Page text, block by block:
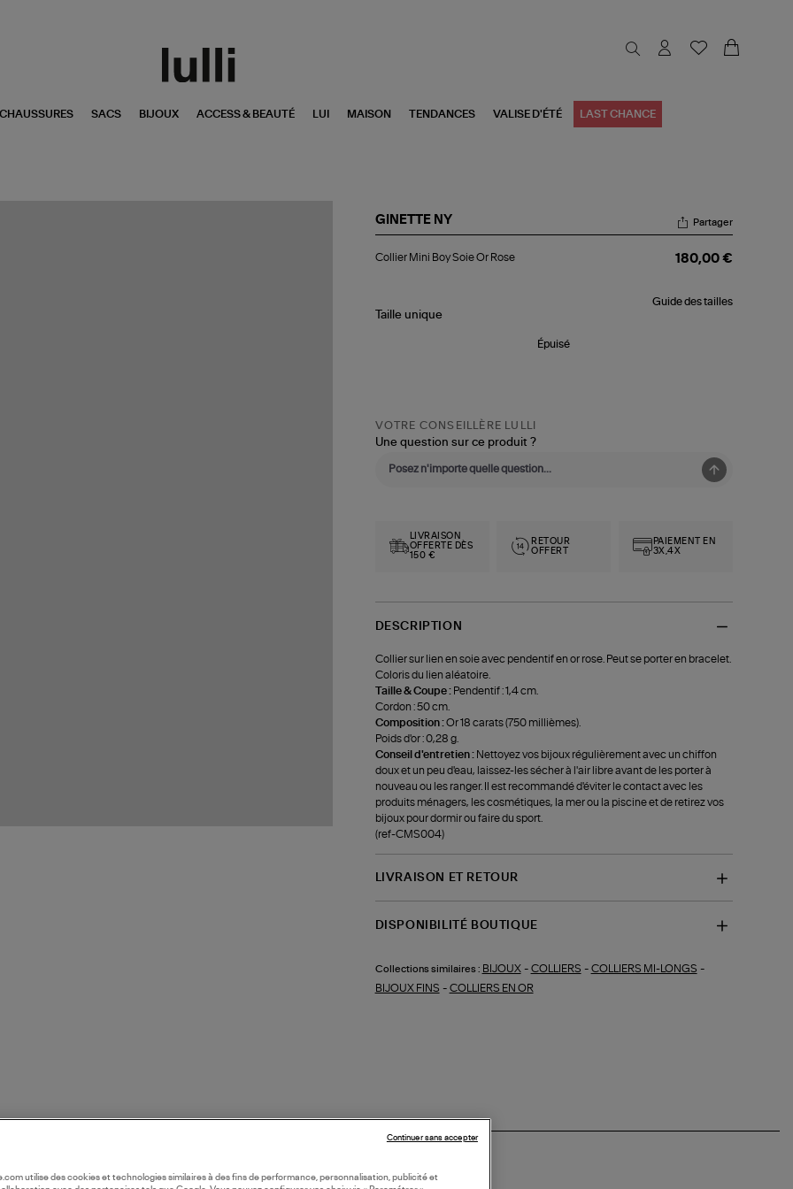
CHAUSSURES SACS BIJOUX ACCESS & BEAUTÉ LUI MAISON TENDANCES VALISE D'ÉTÉ LAST CHANCE
GINETTE NY
Mini
Rose
Partager
Collier Mini Boy Soie Or Rose 180,00 €
Guide des tailles
Taille unique
Épuisé
VOTRE CONSEILLÈRE LULLI
Une question sur ce produit ?
LIVRAISON
OFFERTE DÈS
150 €
RETOUR
OFFERT
PAIEMENT EN
3X,4X
DESCRIPTION
Collier sur lien en soie avec pendentif en or rose. Peut se porter en bracelet.
Coloris du lien aléatoire.
Taille & Coupe : Pendentif : 1,4 cm.
Cordon : 50 cm.
Composition :Or 18 carats (750 millièmes).
Poids d'or : 0,28 g.
Conseil d'entretien : Nettoyez vos bijoux régulièrement avec un chiffon
doux et un peu d'eau, laissez-les sécher à l'air libre avant de les porter à
nouveau ou les ranger. Il est recommandé d'éviter le contact avec les
produits ménagers, les cosmétiques, la mer ou la piscine et de retirez vos
bijoux pour dormir ou faire du sport.
(ref-CMS004)
LIVRAISON ET RETOUR
DISPONIBILITÉ BOUTIQUE
Collections similaires : BIJOUX- COLLIERS - COLLIERS MI-LONGS -
BIJOUX FINS - COLLIERS EN OR
utilise des cookies et technologies similaires à des fins de performance, personnalisation, publicité et
Continuer sans accepter